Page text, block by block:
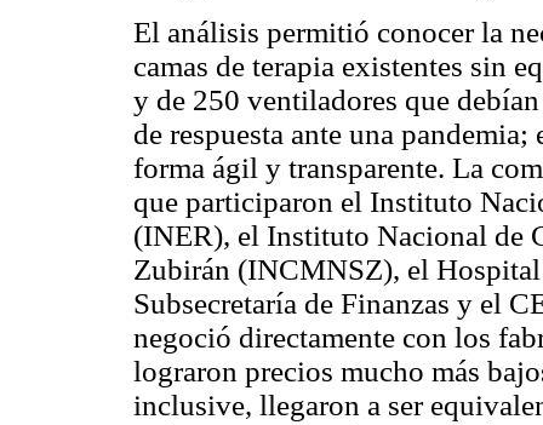
El análisis permitió conocer la
camas de terapia existentes sin
y de 250 ventiladores que
de respuesta ante una
forma ágil y transparente. La
que participaron el Instituto
(INER), el Instituto Nacional de
Zubirán (INCMNSZ), el
Subsecretaría de Finanzas y el
negoció directamente con los
lograron precios mucho más
inclusive, llegaron a ser